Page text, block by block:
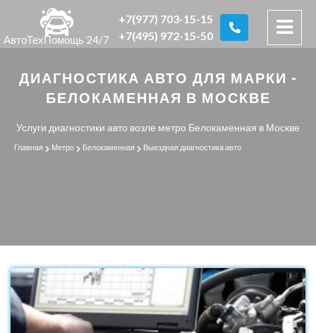
АвтоТехПомощь 24/7
+7(977) 703-15-15
+7(495) 972-15-50
ДИАГНОСТИКА АВТО ДЛЯ МАРКИ -
БЕЛОКАМЕННАЯ В МОСКВЕ
Услуги диагностики авто возле метро Белокаменная в Москве
Главная Метро Белокаменная Выездная диагностика авто